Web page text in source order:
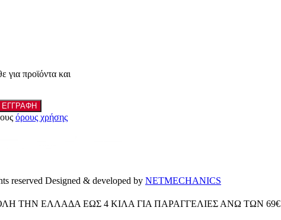
για προϊόντα και
ΕΓΓΡΑΦΗ
όρους χρήσης
reserved Designed & developed by NETMECHANICS
ΤΗΝ ΕΛΛΑΔΑ ΕΩΣ 4 ΚΙΛΑ ΓΙΑ ΠΑΡΑΓΓΕΛΙΕΣ ΑΝΩ ΤΩΝ 69€